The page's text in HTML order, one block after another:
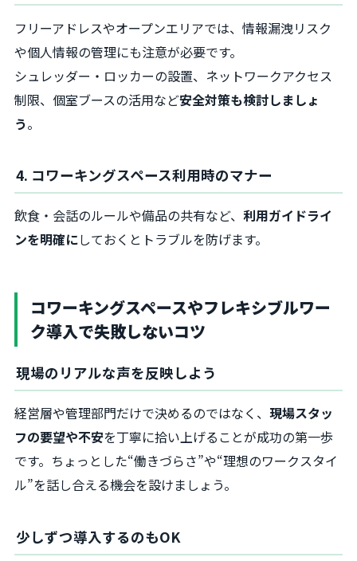
フリーアドレスやオープンエリアでは、情報漏洩リスク
や個人情報の管理にも注意が必要です。
シュレッダー・ロッカーの設置、ネットワークアクセス
制限、個室ブースの活用など安全対策も検討しましょ
う。
4. コワーキングスペース利用時のマナー
飲食・会話のルールや備品の共有など、 利用ガイドライ
ンを明確にしておくとトラブルを防げます。
コワーキングスペースやフレキシブルワー
ク導入で失敗しないコツ
現場のリアルな声を反映しよう
経営層や管理部門だけで決めるのではなく、 現場スタッ
フの要望や不安を丁寧に拾い上げることが成功の第一歩
です。ちょっとした“働きづらさ”や“理想のワークスタイ
ル”を話し合える機会を設けましょう。
少しずつ導入するのもOK